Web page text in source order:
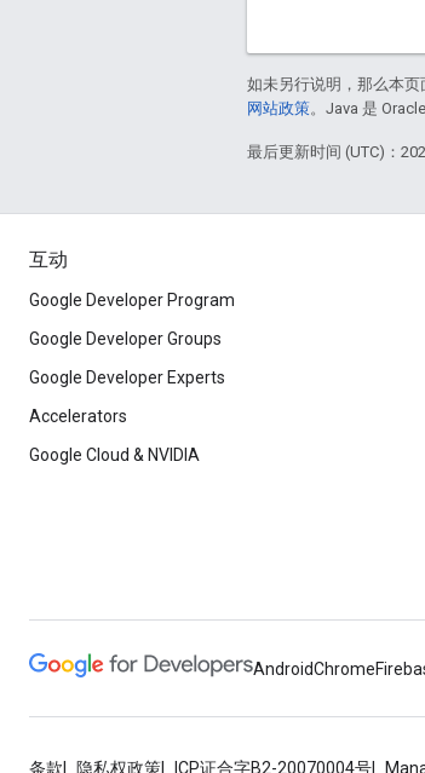
如未另行说明，那么本
网站政策。Java 是
最后更新时间 (UTC)：
互动
Google Developer Program
Google Developer Groups
Google Developer Experts
Accelerators
Google Cloud & NVIDIA
AndroidChrome
条款 隐私权政策 ICP证合字B2-20070004号